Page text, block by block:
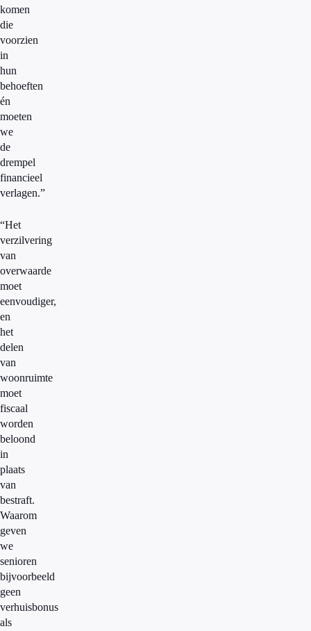
komen
die
voorzien
in
hun
behoeften
én
moeten
we
de
drempel
financieel
verlagen.”
“Het
verzilvering
van
overwaarde
moet
eenvoudiger,
en
het
delen
van
woonruimte
moet
fiscaal
worden
beloond
in
plaats
van
bestraft.
Waarom
geven
we
senioren
bijvoorbeeld
geen
verhuisbonus
als